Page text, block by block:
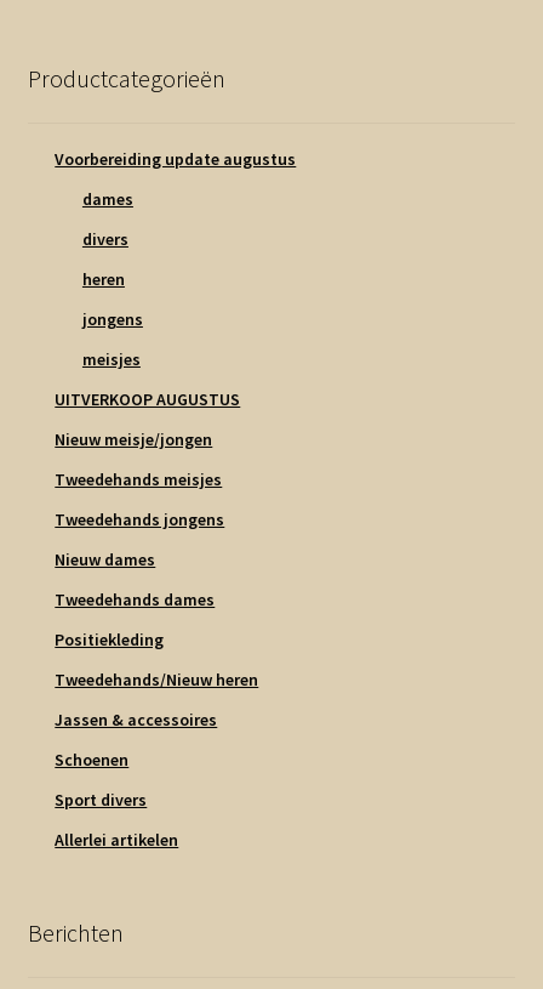
Productcategorieën
Voorbereiding update augustus
dames
divers
heren
jongens
meisjes
UITVERKOOP AUGUSTUS
Nieuw meisje/jongen
Tweedehands meisjes
Tweedehands jongens
Nieuw dames
Tweedehands dames
Positiekleding
Tweedehands/Nieuw heren
Jassen & accessoires
Schoenen
Sport divers
Allerlei artikelen
Berichten